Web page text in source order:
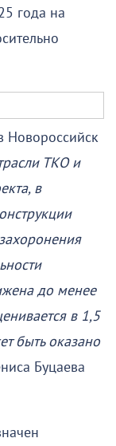
года на
Новороссийск
ТКО и
в
до менее
в 1,5
быть оказано
Буцаева